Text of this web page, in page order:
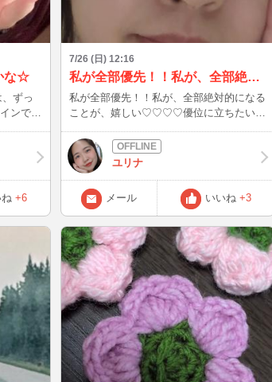
な☆
ンでき
くれた
れた方
ンバイ
♪
ね +6
7/26 (日) 12:16
私が全部優先！！私が、全部絶対的になることが、嬉しい♡♡♡♡優位に立ちたいね！！♡♡♡♡
私が全部優先！！私が、全部絶対的になる
ことが、嬉しい♡♡♡♡優位に立ちたい
嬉しいのかな！？！？♡♡♡♡♡
ユリナ
メール いいね +3